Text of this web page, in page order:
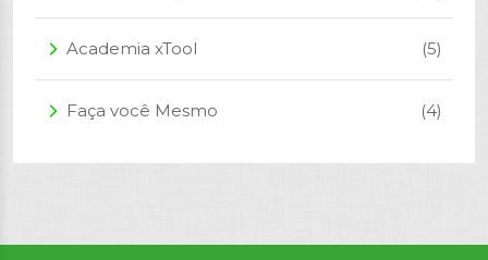
arrow_forward_ios Academia xTool (5)
arrow_forward_ios Faça você Mesmo (4)